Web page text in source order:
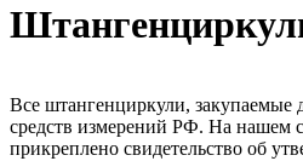
Все штангенциркули, закупаемые
средств измерений РФ. На нашем
прикреплено свидетельство об